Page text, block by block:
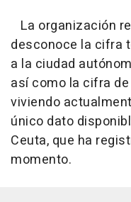
La organización
desconoce la cifra
a la ciudad
así como la cifra
viviendo
único dato
Ceuta, que ha
momento.